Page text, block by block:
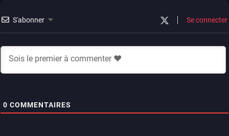
S'abonner Se connecter
0 COMMENTAIRES